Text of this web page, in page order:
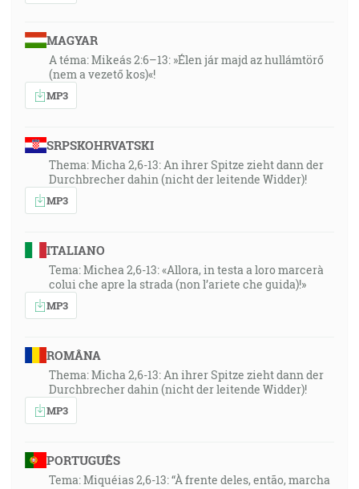
MAGYAR
A téma: Mikeás 2:6–13: »Élen jár majd az hullámtörő
(nem a vezető kos)«!
MP3
SRPSKOHRVATSKI
Thema: Micha 2,6-13: An ihrer Spitze zieht dann der
Durchbrecher dahin (nicht der leitende Widder)!
MP3
ITALIANO
Tema: Michea 2,6-13: «Allora, in testa a loro marcerà
colui che apre la strada (non l’ariete che guida)!»
MP3
ROMÂNA
Thema: Micha 2,6-13: An ihrer Spitze zieht dann der
Durchbrecher dahin (nicht der leitende Widder)!
MP3
PORTUGUÊS
Tema: Miquéias 2,6-13: “À frente deles, então, marcha